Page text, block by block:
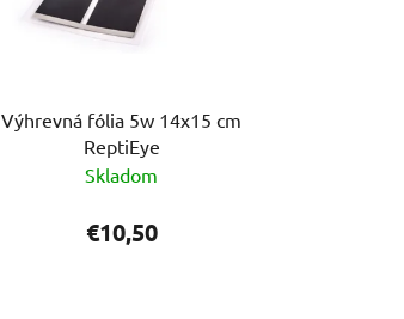
Výhrevná fólia 5w 14x15 cm
ReptiEye
Skladom
€10,50